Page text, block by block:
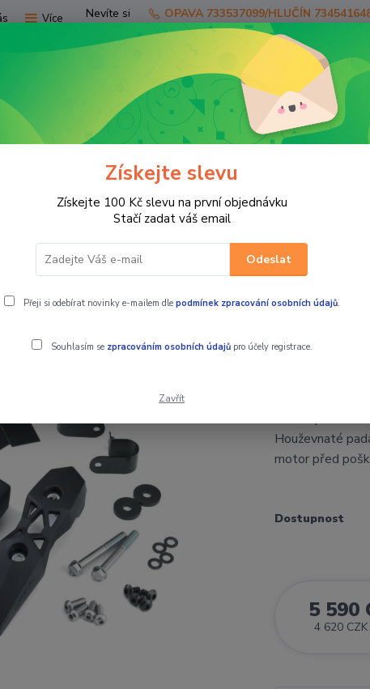
Více
Hledat
Nevíte si
rady?
Zavolejte.
OPAVA 733537099/HLUČÍN
SKÚTRY PRO JEZDCE
VERSYS 1000 2019-2024 Padací protektory (slidery) pro
VERSYS 1000/1100
Padací
VERSYS
Padací
Houževnaté
motor před
Dostupnost
5 590
4 620 CZK
Získejte slevu
Získejte 100 Kč slevu na první objednávku
Stačí zadat váš email
Odeslat
Přeji si odebírat novinky e-mailem dle podmínek zpracování osobních údajů.
Souhlasím se zpracováním osobních údajůpro účely registrace.
Zavřít